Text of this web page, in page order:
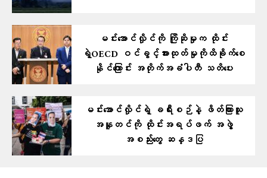
မင်းအောင်လှိုင်ကို ကြိုဆိုမှုက ထိုင်း
ရဲ့OECD ဝင်ခွင့်အားထုတ်မှုကိုထိခိုက်စေ
နိုင်ကြောင်း အတိုက်အခံပါတီ သတိပေး
မင်းအောင်လှိုင်ရဲ့ ခရီးစဉ်နဲ့ ဖိတ်ကြားသူ
အနူတင်ကို ထိုင်းအရပ်ဖက် အဖွဲ့
အစည်းတွေ ဆန္ဒပြ